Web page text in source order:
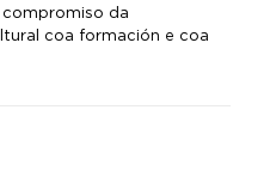
da
coa formación e coa